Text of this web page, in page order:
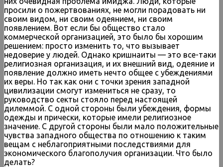
просили о пожертвованиях, не могли порадовать ни
своим видом, ни своим одеянием, ни своим
появлением. Вот если бы общество стало
коммерческой организацией, это было бы хорошим
решением: просто изменить то, что вызывает
недоверие у людей. Однако кришнаиты — это все-таки
религиозная организация, и их внешний вид, одеяние и
появление должно иметь нечто общее с убеждениями
их веры. Но так как они с точки зрения западной
цивилизации смогут измениться не сразу, то
руководство секты стояло перед настоящей
дилеммой. С одной стороны были убеждения, формы
одежды и прически, которые имели религиозное
значение. С другой стороны были мало положительные
чувства западного общества по отношению к таким
вещам с неблагоприятными последствиями для
экономического благополучия организации. Что было
делать?